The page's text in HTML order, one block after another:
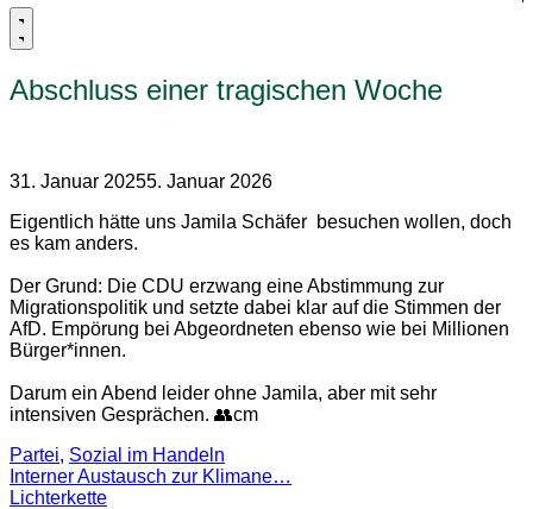
Abschluss einer tragischen Woche
31. Januar 20255. Januar 2026
Eigentlich hätte uns Jamila Schäfer besuchen wollen, doch
es kam anders.
Der Grund: Die CDU erzwang eine Abstimmung zur
Migrationspolitik und setzte dabei klar auf die Stimmen der
AfD. Empörung bei Abgeordneten ebenso wie bei Millionen
Bürger*innen.
Darum ein Abend leider ohne Jamila, aber mit sehr
intensiven Gesprächen. 👥cm
Partei, Sozial im Handeln
Interner Austausch zur Klimane…
Lichterkette